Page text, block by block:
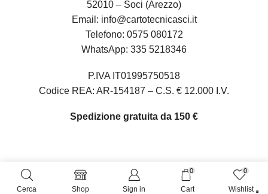
Cerca Shop Sign in
0
Cart
0
Wishlist
52010 – Soci (Arezzo)
Email: info@cartotecnicasci.it
Telefono: 0575 080172
WhatsApp: 335 5218346
P.IVA IT01995750518
Codice REA: AR-154187 – C.S. € 12.000 I.V.
Spedizione gratuita da 150 €
Oltre 10.000 clienti ci hanno già scelto